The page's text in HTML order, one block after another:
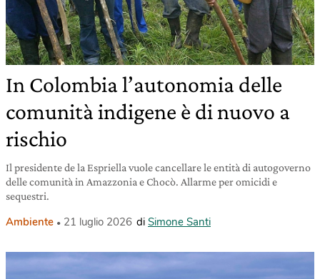
In Colombia l’autonomia delle
comunità indigene è di nuovo a
rischio
Il presidente de la Espriella vuole cancellare le entità di autogoverno
delle comunità in Amazzonia e Chocò. Allarme per omicidi e
sequestri.
Ambiente 21 luglio 2026 di Simone Santi